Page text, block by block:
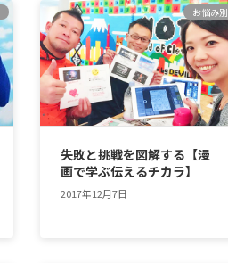
お悩み別
失敗と挑戦を図解する【漫
画で学ぶ伝えるチカラ】
2017年12月7日